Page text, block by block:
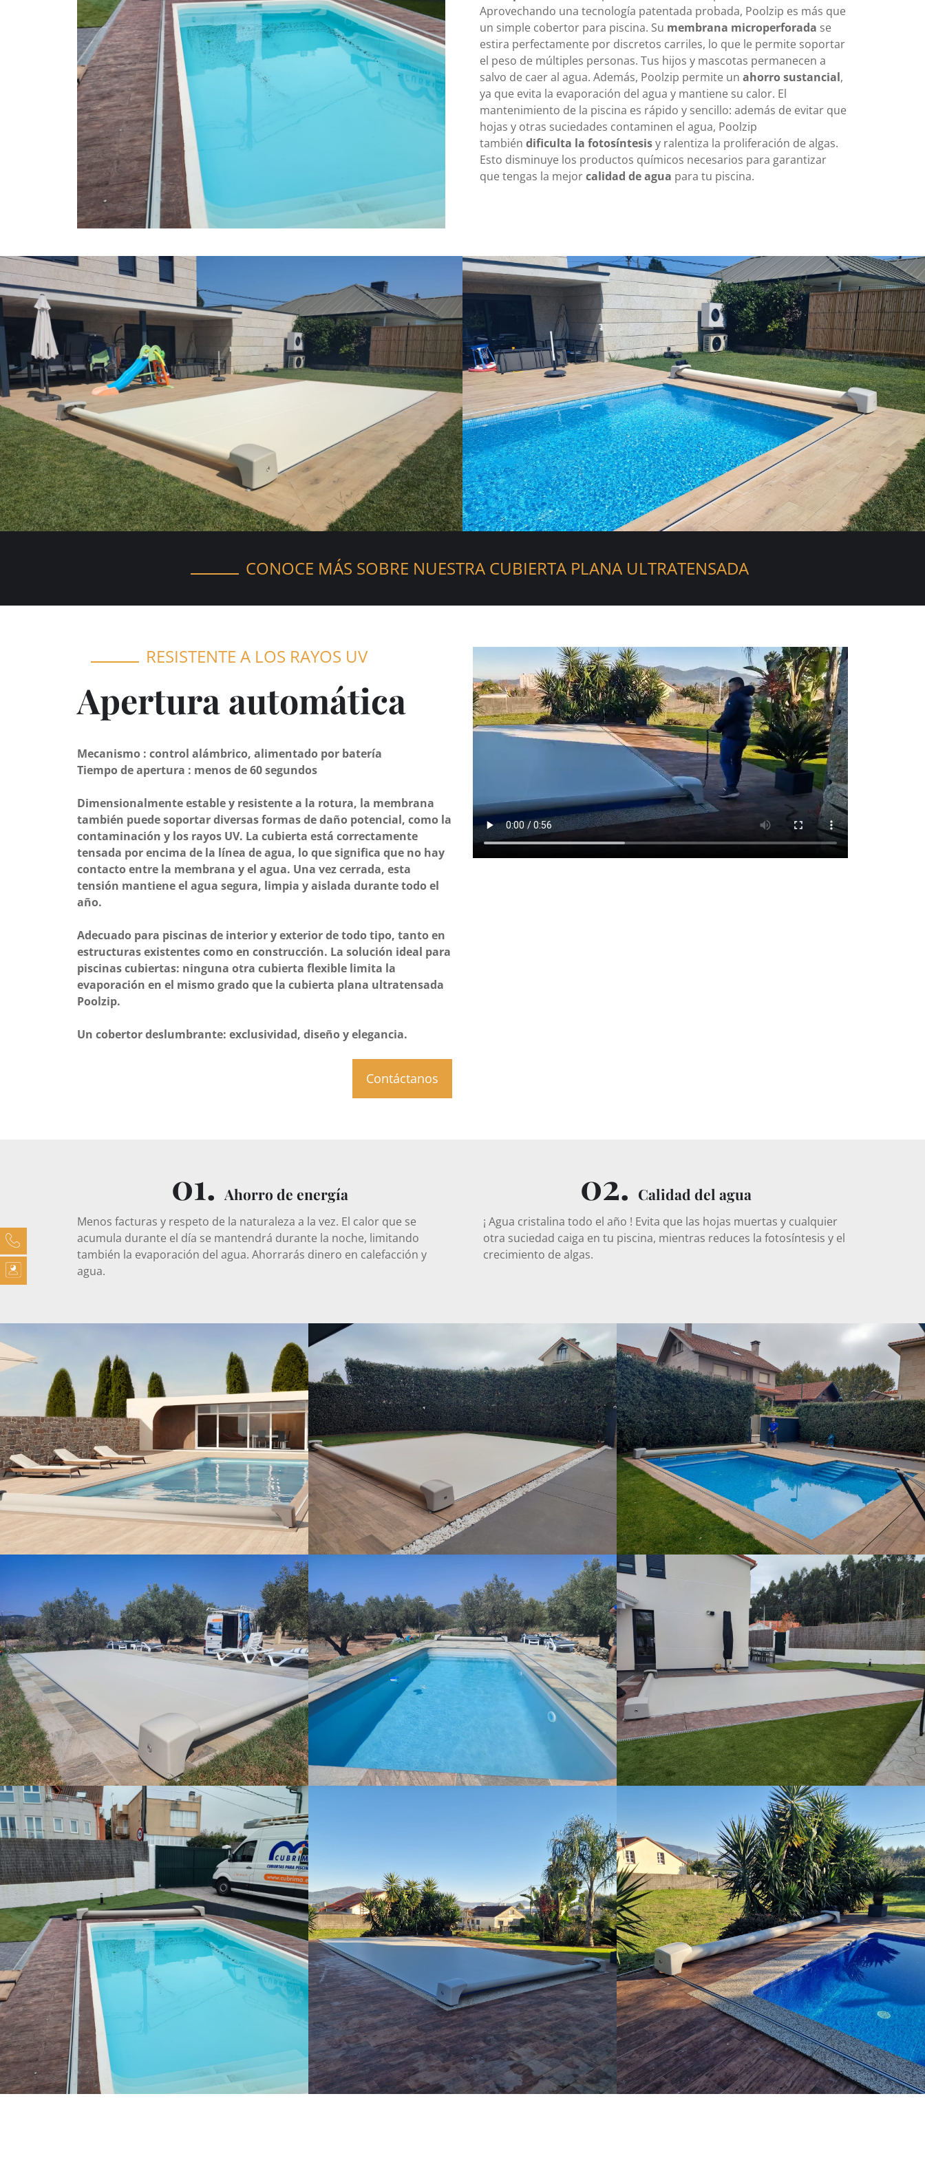
Aprovechando una tecnología patentada probada, Poolzip es más que
un simple cobertor para piscina. Su membrana microperforada se
estira perfectamente por discretos carriles, lo que le permite soportar
el peso de múltiples personas. Tus hijos y mascotas permanecen a
salvo de caer al agua. Además, Poolzip permite un ahorro sustancial,
ya que evita la evaporación del agua y mantiene su calor. El
mantenimiento de la piscina es rápido y sencillo: además de evitar que
hojas y otras suciedades contaminen el agua, Poolzip
también dificulta la fotosíntesisy ralentiza la proliferación de algas.
Esto disminuye los productos químicos necesarios para garantizar
que tengas la mejorcalidad de agua para tu piscina.
CONOCE MÁS SOBRE NUESTRA CUBIERTA PLANA ULTRATENSADA
RESISTENTE A LOS RAYOS UV
Apertura automática
Mecanismo : control alámbrico, alimentado por batería
Tiempo de apertura : menos de 60 segundos
Dimensionalmente estable y resistente a la rotura, la membrana
también puede soportar diversas formas de daño potencial, como la
contaminación y los rayos UV. La cubierta está correctamente
tensada por encima de la línea de agua, lo que significa que no hay
contacto entre la membrana y el agua. Una vez cerrada, esta
tensión mantiene el agua segura, limpia y aislada durante todo el
año.
Adecuado para piscinas de interior y exterior de todo tipo, tanto en
estructuras existentes como en construcción. La solución ideal para
piscinas cubiertas: ninguna otra cubierta flexible limita la
evaporación en el mismo grado que la cubierta plana ultratensada
Poolzip.
Un cobertor deslumbrante: exclusividad, diseño y elegancia.
Contáctanos
01. Ahorro de energía
Menos facturas y respeto de la naturaleza a la vez. El calor que se
acumula durante el día se mantendrá durante la noche, limitando
también la evaporación del agua. Ahorrarás dinero en calefacción y
agua.
02. Calidad del agua
¡ Agua cristalina todo el año ! Evita que las hojas muertas y cualquier
otra suciedad caiga en tu piscina, mientras reduces la fotosíntesis y el
crecimiento de algas.